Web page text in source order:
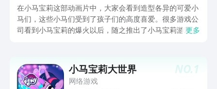
在小马宝莉这部动画片中，大家会看到造型各异的可爱小
马们，这些小马们受到了孩子们的高度喜爱。很多游戏公
司看到小马宝莉的爆火以后，随之推出了小马宝莉游戏。
更多
NO.1
小马宝莉大世界
网络游戏